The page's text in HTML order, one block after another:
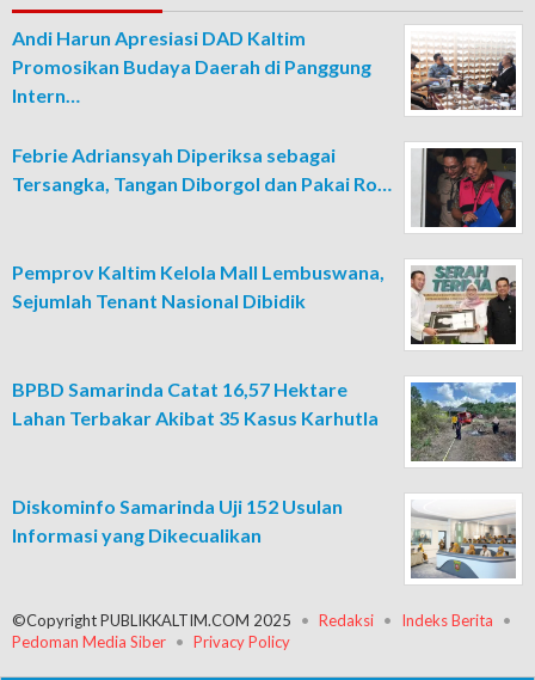
Andi Harun Apresiasi DAD Kaltim
Promosikan Budaya Daerah di Panggung
Intern…
Febrie Adriansyah Diperiksa sebagai
Tersangka, Tangan Diborgol dan Pakai Ro…
Pemprov Kaltim Kelola Mall Lembuswana,
Sejumlah Tenant Nasional Dibidik
BPBD Samarinda Catat 16,57 Hektare
Lahan Terbakar Akibat 35 Kasus Karhutla
Diskominfo Samarinda Uji 152 Usulan
Informasi yang Dikecualikan
©Copyright PUBLIKKALTIM.COM 2025 Redaksi
Indeks Berita
Pedoman Media Siber
Privacy Policy